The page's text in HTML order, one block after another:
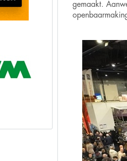
gemaakt.